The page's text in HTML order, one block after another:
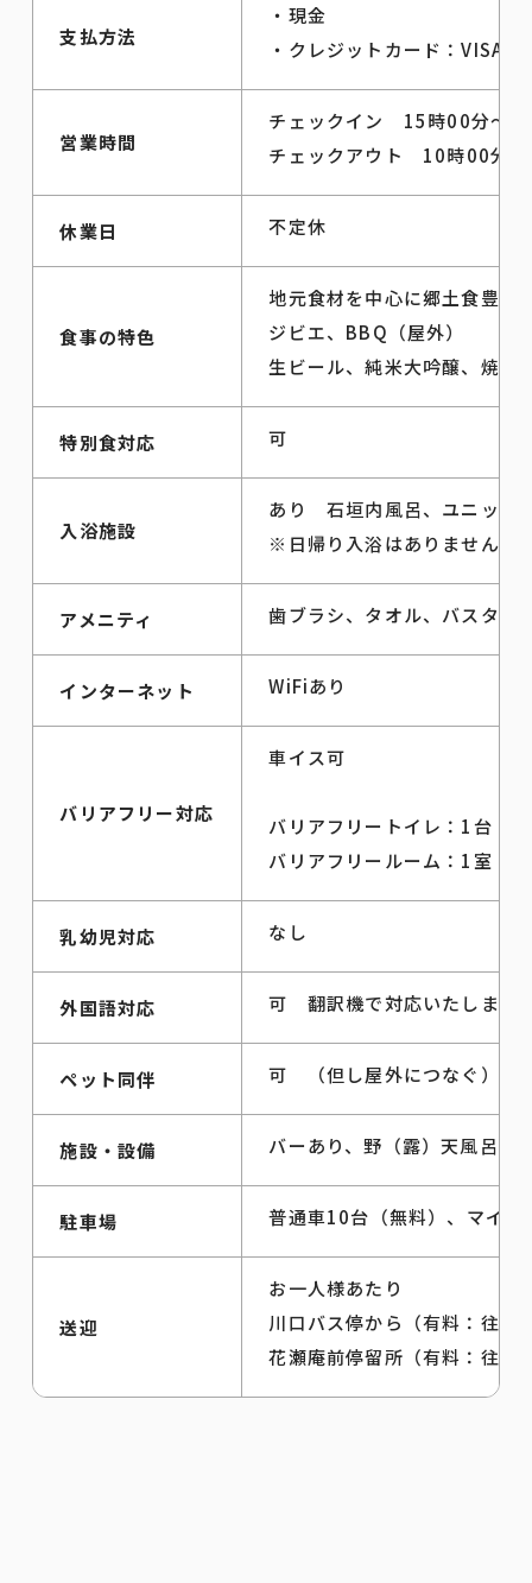
支払方法
・現金
・クレジットカード：VISA
営業時間
チェックイン 15時00分～
チェックアウト 10時00分
休業日 不定休
食事の特色
地元食材を中心に郷土食豊か
ジビエ、BBQ（屋外）
生ビール、純米大吟醸、焼酎
特別食対応 可
入浴施設
あり 石垣内風呂、ユニット
※日帰り入浴はありません
アメニティ 歯ブラシ、タオル、バスタ
インターネット WiFiあり
バリアフリー対応
車イス可
バリアフリートイレ：1台
バリアフリールーム：1室
乳幼児対応 なし
外国語対応 可 翻訳機で対応いたします
ペット同伴 可 （但し屋外につなぐ）
施設・設備 バーあり、野（露）天風呂あ
駐車場 普通車10台（無料）、マ
送迎
お一人様あたり
川口バス停から（有料：往復
花瀬庵前停留所（有料：往復